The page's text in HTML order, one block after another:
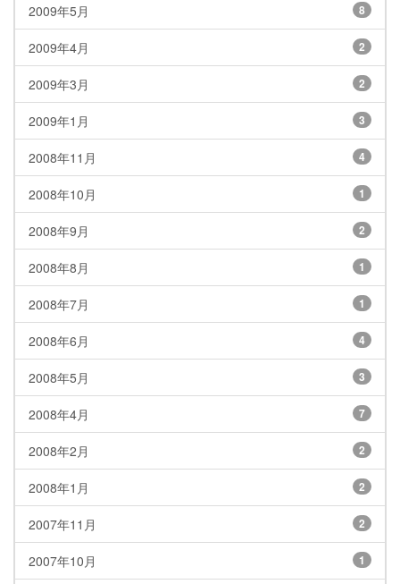
2009年5月 8
2009年4月 2
2009年3月 2
2009年1月 3
2008年11月 4
2008年10月 1
2008年9月 2
2008年8月 1
2008年7月 1
2008年6月 4
2008年5月 3
2008年4月 7
2008年2月 2
2008年1月 2
2007年11月 2
2007年10月 1